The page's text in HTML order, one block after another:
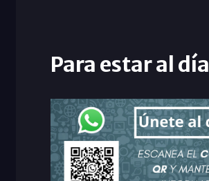
Para estar al día